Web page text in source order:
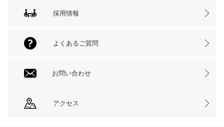
採用情報
よくあるご質問
お問い合わせ
アクセス